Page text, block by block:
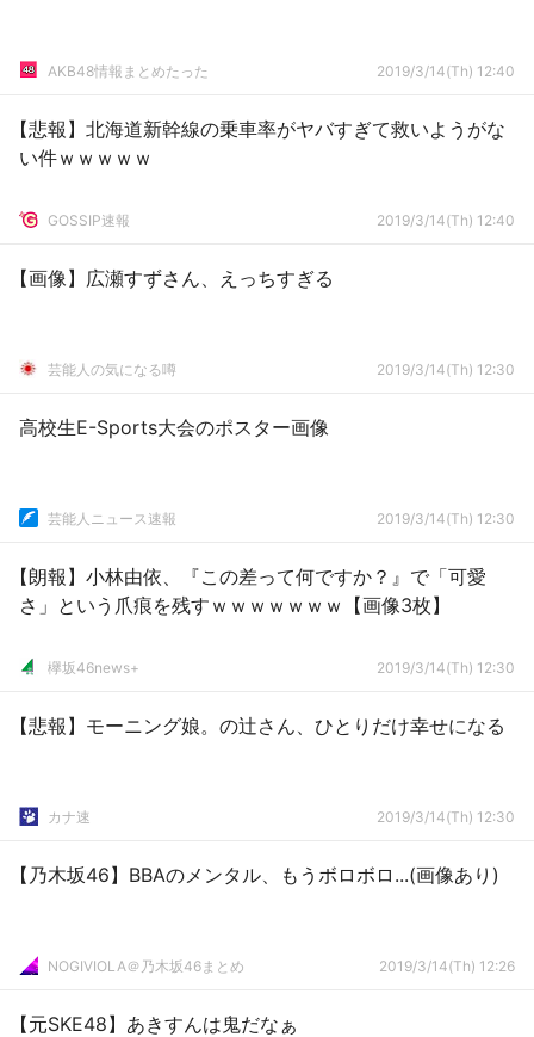
AKB48情報まとめたった 2019/3/14(Th) 12:40
【悲報】北海道新幹線の乗車率がヤバすぎて救いようがな
い件ｗｗｗｗｗ
GOSSIP速報 2019/3/14(Th) 12:40
【画像】広瀬すずさん、えっちすぎる
芸能人の気になる噂 2019/3/14(Th) 12:30
高校生E-Sports大会のポスター画像
芸能人ニュース速報 2019/3/14(Th) 12:30
【朗報】小林由依、『この差って何ですか？』で「可愛
さ」という爪痕を残すｗｗｗｗｗｗｗ【画像3枚】
欅坂46news+ 2019/3/14(Th) 12:30
【悲報】モーニング娘。の辻さん、ひとりだけ幸せになる
カナ速 2019/3/14(Th) 12:30
【乃木坂46】BBAのメンタル、もうボロボロ...(画像あり)
NOGIVIOLA＠乃木坂46まとめ 2019/3/14(Th) 12:26
【元SKE48】あきすんは鬼だなぁ